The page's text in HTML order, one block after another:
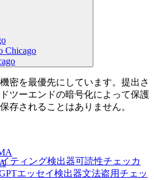
Chicago
密を最優先にしています。提出さ
ツーエンドの暗号化によって保護
存されることはありません。
ティング検出器可読性チェッカ
エッセイ検出器文法盗用チェッ